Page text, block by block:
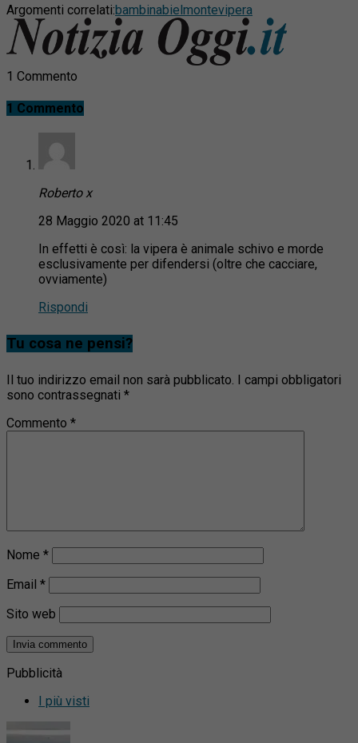
Argomenti correlati:bambinabielmontevipera
1 Commento
1 Commento
Roberto x
28 Maggio 2020 at 11:45
In effetti è così: la vipera è animale schivo e morde
esclusivamente per difendersi (oltre che cacciare,
ovviamente)
Rispondi
Tu cosa ne pensi?
Il tuo indirizzo email non sarà pubblicato. I campi obbligatori
sono contrassegnati *
Commento *
Nome *
Email *
Sito web
Pubblicità
I più visti